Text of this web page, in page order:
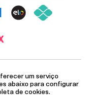
um serviço
abaixo para configurar
de cookies.
23
2 - CENTRO - PIRAÍ - RIO DE
000